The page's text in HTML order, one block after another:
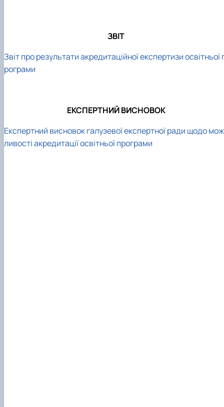
ЗВІТ
Звіт про результати акредитаційної експертизи освітньої
рограми
ЕКСПЕРТНИЙ ВИСНОВОК
Експертний висновок галузевої експертної ради щодо мож
ливості акредитації освітньої програми